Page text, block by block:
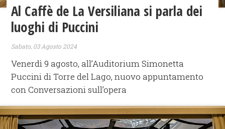
Al Caffè de La Versiliana si parla dei
luoghi di Puccini
Sabato, 03 Agosto 2024
Venerdì 9 agosto, all’Auditorium Simonetta
Puccini di Torre del Lago, nuovo appuntamento
con Conversazioni sull’opera